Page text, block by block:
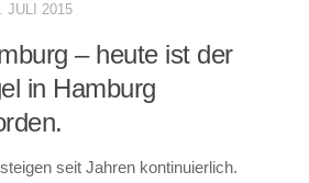
JULI 2015
– heute ist der
in Hamburg
seit Jahren kontinuierlich.